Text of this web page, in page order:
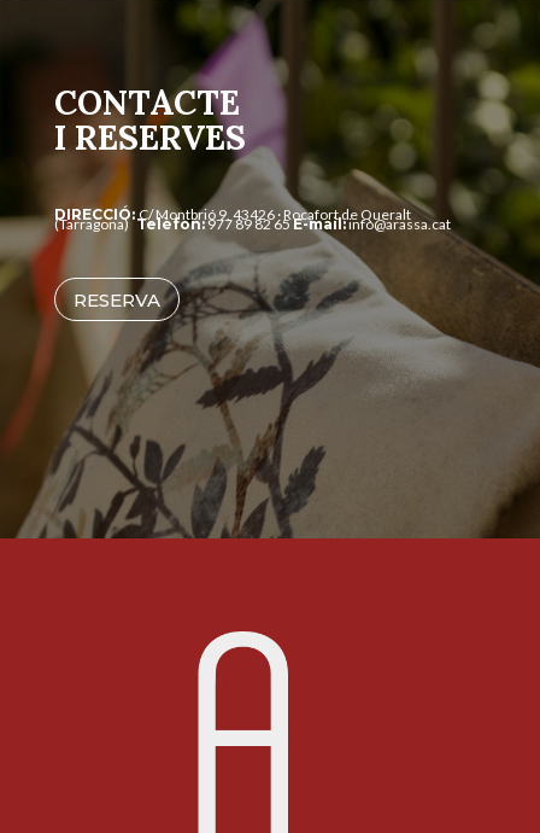
CONTACTE
I RESERVES
DIRECCIÓ:C/ Montbrió 9, 43426 · Rocafort de Queralt
(Tarragona) Telèfon: 977 89 82 65E-mail:info@arassa.cat
RESERVA